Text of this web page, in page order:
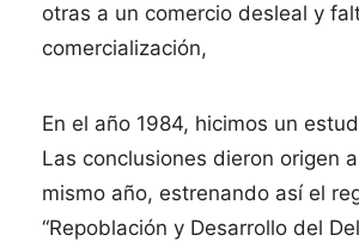
otras a un comercio desleal y
comercialización,
En el año 1984, hicimos un
Las conclusiones dieron origen
mismo año, estrenando así el
“Repoblación y Desarrollo del